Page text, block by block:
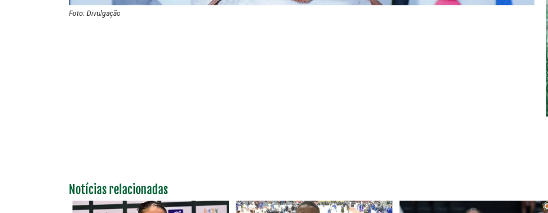
Foto: Divulgação
Notícias relacionadas